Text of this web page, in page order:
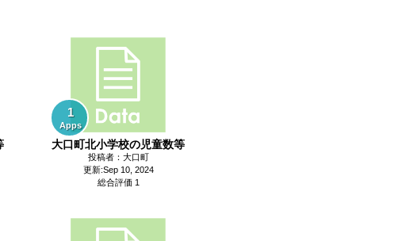
1
Apps
大口町北小学校の児童数等
投稿者：大口町
更新:Sep 10, 2024
総合評価 1